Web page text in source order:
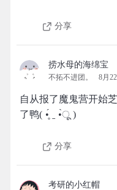
分享
捞水母的海绵宝
不拓不进团。 8月
自从报了魔鬼营开始
了鸭( •̥́ ˍ •̀ू )
分享
考研的小红帽